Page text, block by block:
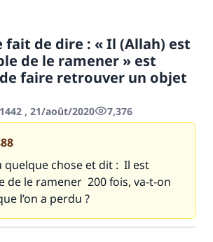
fait de dire : « Il (Allah) est
de le ramener » est
faire retrouver un objet
, 21/août/2020 7,376
quelque chose et dit : Il est
de le ramener 200 fois, va-t-on
l’on a perdu ?